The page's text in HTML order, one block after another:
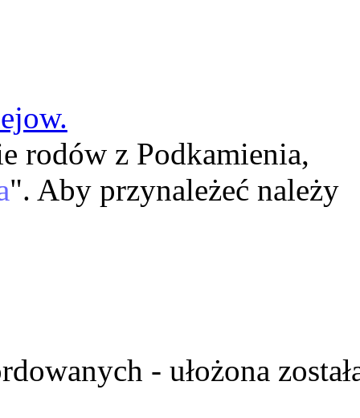
rodów z Podkamienia,
". Aby przynależeć należy
- ułożona